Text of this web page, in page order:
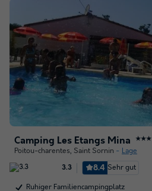
Camping Les Etangs Mina ★★★
Poitou-charentes, Saint Sornin Lage
3.3 8.4 Sehr gut
Ruhiger Familiencampingplatz